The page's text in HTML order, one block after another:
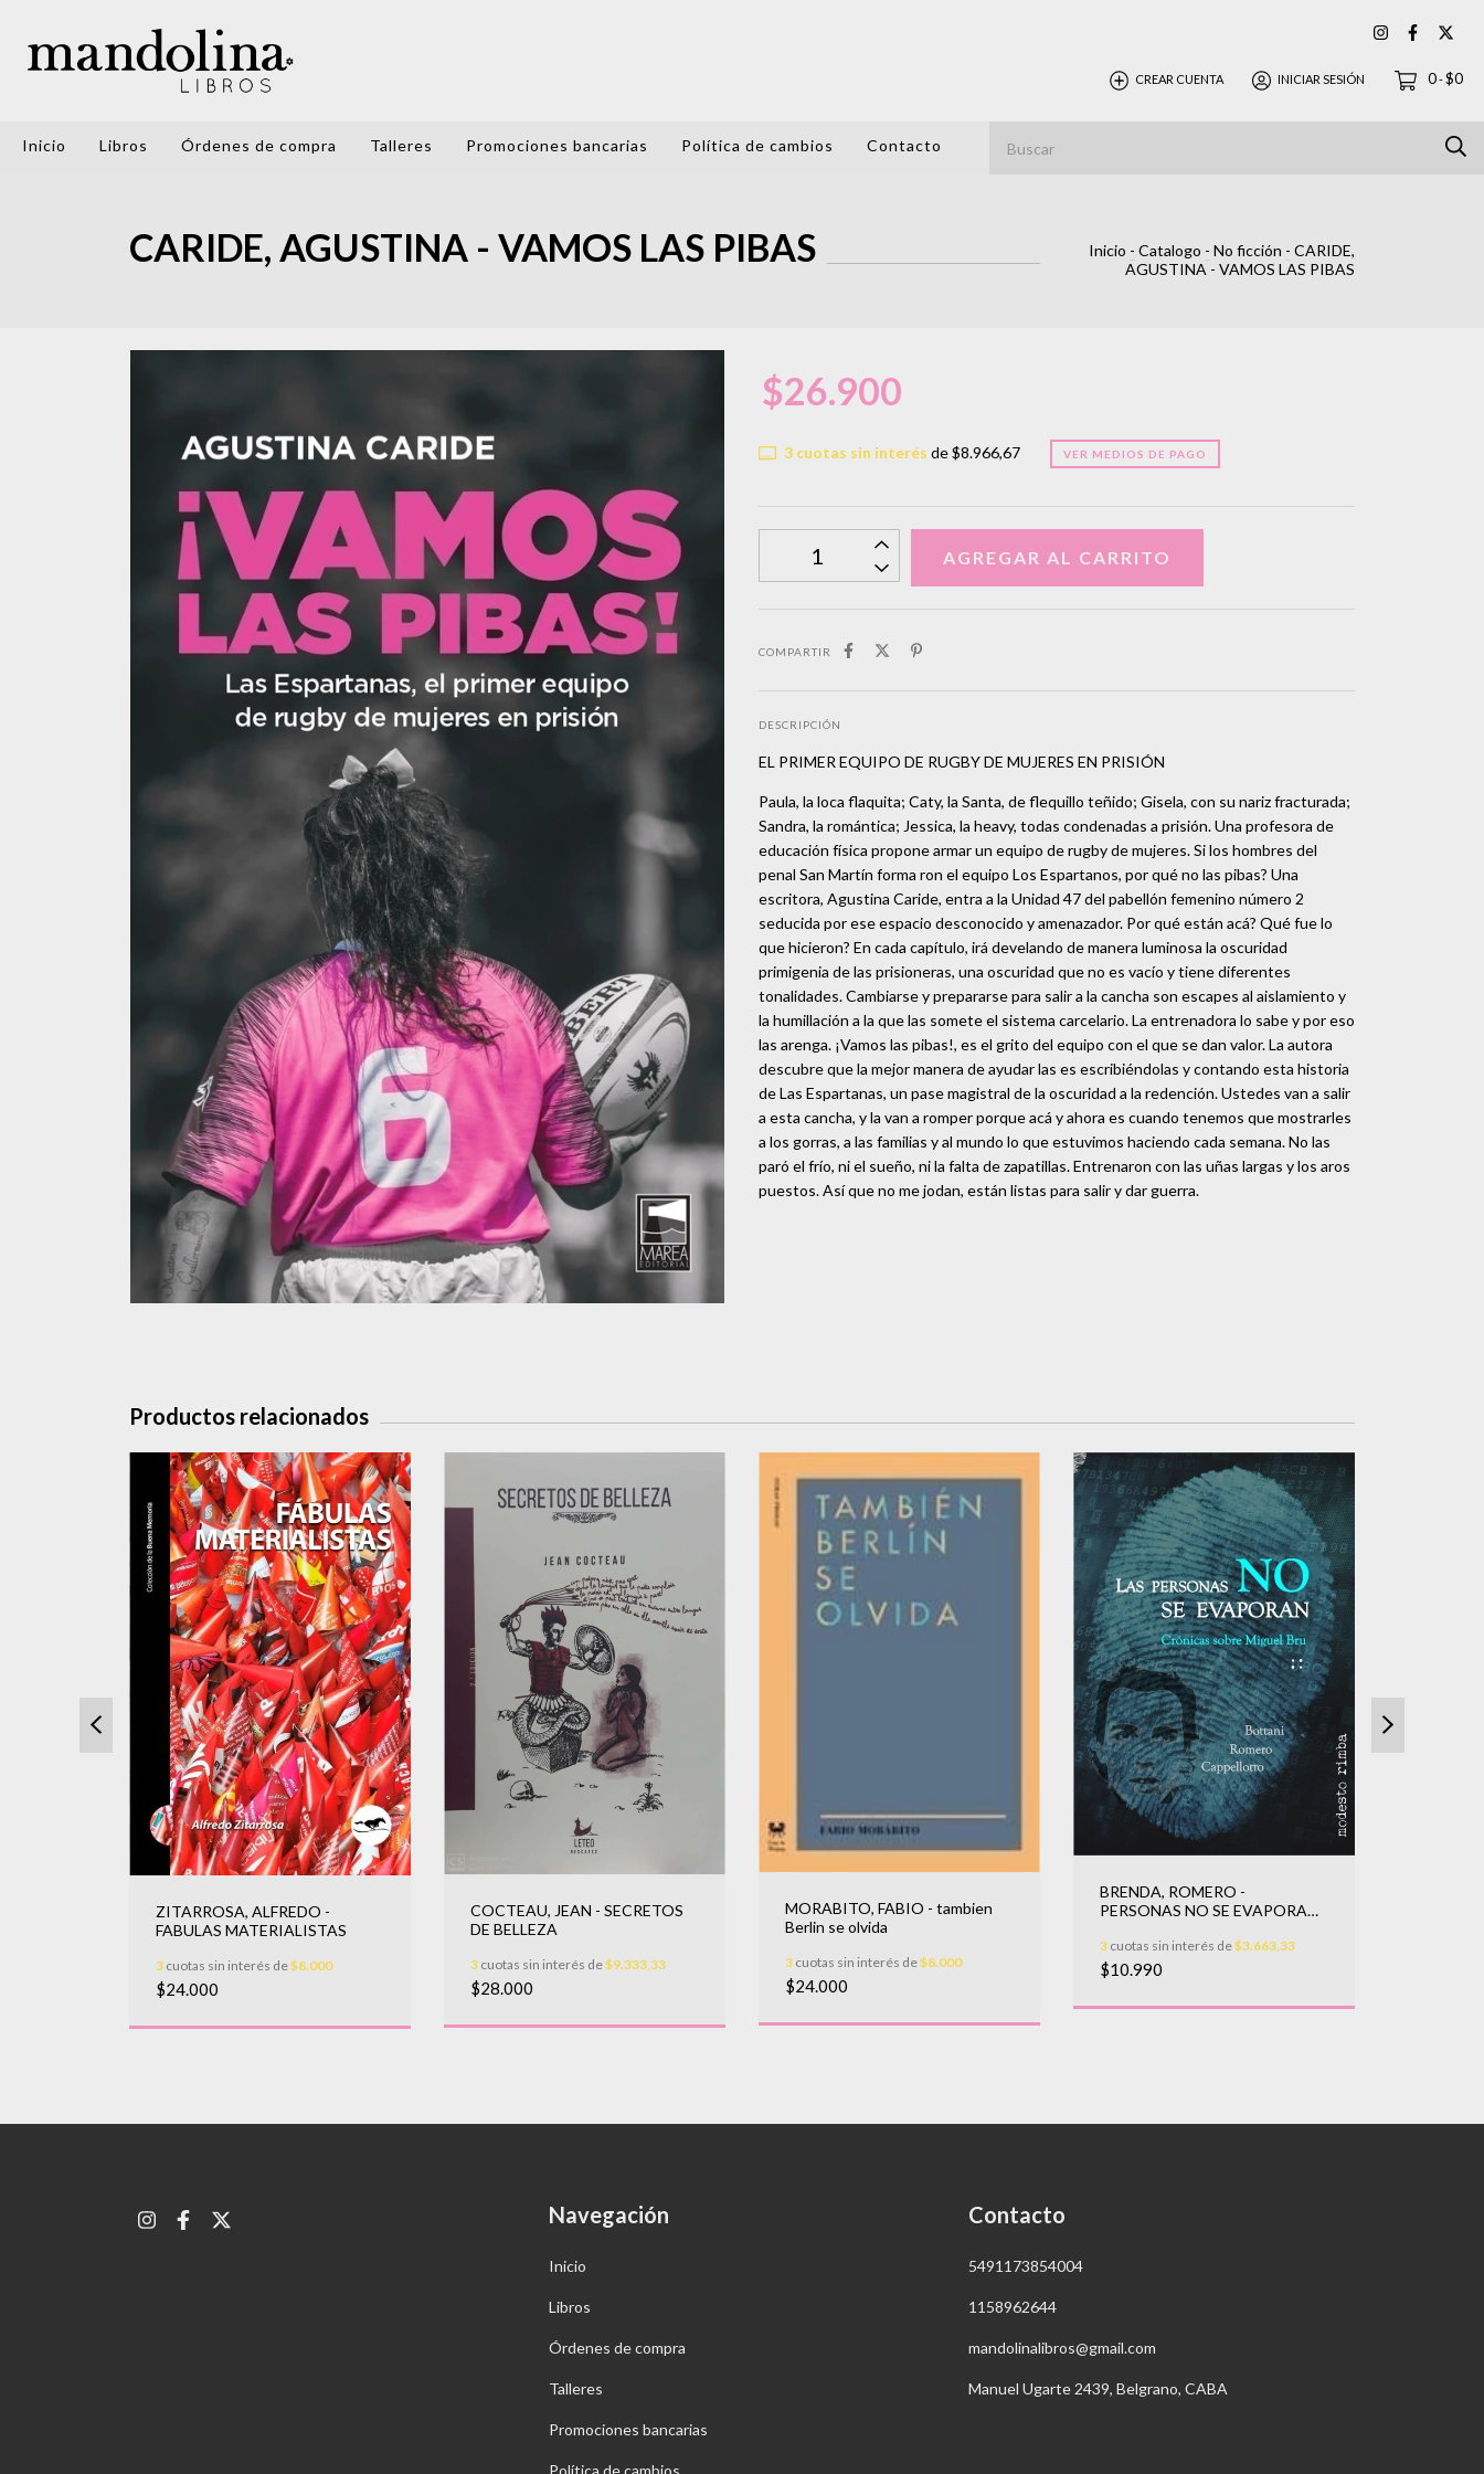
CREAR CUENTA INICIAR SESIÓN 0-$0
Inicio Libros Órdenes de compra Talleres Promociones bancarias Política de cambios Contacto
CARIDE, AGUSTINA - VAMOS LAS PIBAS Inicio - Catalogo - No ficción - CARIDE,
AGUSTINA - VAMOS LAS PIBAS
$26.900
3cuotas sin interés de$8.966,67 VER MEDIOS DE PAGO
COMPARTIR
DESCRIPCIÓN
EL PRIMER EQUIPO DE RUGBY DE MUJERES EN PRISIÓN
Paula, la loca flaquita; Caty, la Santa, de flequillo teñido; Gisela, con su nariz fracturada;
Sandra, la romántica; Jessica, la heavy, todas condenadas a prisión. Una profesora de
educación física propone armar un equipo de rugby de mujeres. Si los hombres del
penal San Martín forma ron el equipo Los Espartanos, por qué no las pibas? Una
escritora, Agustina Caride, entra a la Unidad 47 del pabellón femenino número 2
seducida por ese espacio desconocido y amenazador. Por qué están acá? Qué fue lo
que hicieron? En cada capítulo, irá develando de manera luminosa la oscuridad
primigenia de las prisioneras, una oscuridad que no es vacío y tiene diferentes
tonalidades. Cambiarse y prepararse para salir a la cancha son escapes al aislamiento y
la humillación a la que las somete el sistema carcelario. La entrenadora lo sabe y por eso
las arenga. ¡Vamos las pibas!, es el grito del equipo con el que se dan valor. La autora
descubre que la mejor manera de ayudar las es escribiéndolas y contando esta historia
de Las Espartanas, un pase magistral de la oscuridad a la redención. Ustedes van a salir
a esta cancha, y la van a romper porque acá y ahora es cuando tenemos que mostrarles
a los gorras, a las familias y al mundo lo que estuvimos haciendo cada semana. No las
paró el frío, ni el sueño, ni la falta de zapatillas. Entrenaron con las uñas largas y los aros
puestos. Así que no me jodan, están listas para salir y dar guerra.
Productos relacionados
ZITARROSA, ALFREDO -
FABULAS MATERIALISTAS
3 cuotas sin interés de$8.000
$24.000
COCTEAU, JEAN - SECRETOS
DE BELLEZA
3 cuotas sin interés de$9.333,33
$28.000
MORABITO, FABIO - tambien
Berlin se olvida
3 cuotas sin interés de$8.000
$24.000
BRENDA, ROMERO -
PERSONAS NO SE EVAPORAN
3 cuotas sin interés de$3.663,33
$10.990
Navegación
Inicio
Libros
Órdenes de compra
Talleres
Promociones bancarias
Contacto
5491173854004
1158962644
mandolinalibros@gmail.com
Manuel Ugarte 2439, Belgrano, CABA